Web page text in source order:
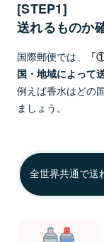
[STEP1]
送れるものか
国際郵便では、
国・地域によって
例えば香水はどの
ましょう。
全世界共通で送